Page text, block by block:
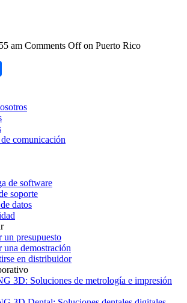
am Comments Offon Puerto Rico
comunicación
de software
soporte
datos
un presupuesto
una demostración
en distribuidor
3D: Soluciones de metrología e impresión